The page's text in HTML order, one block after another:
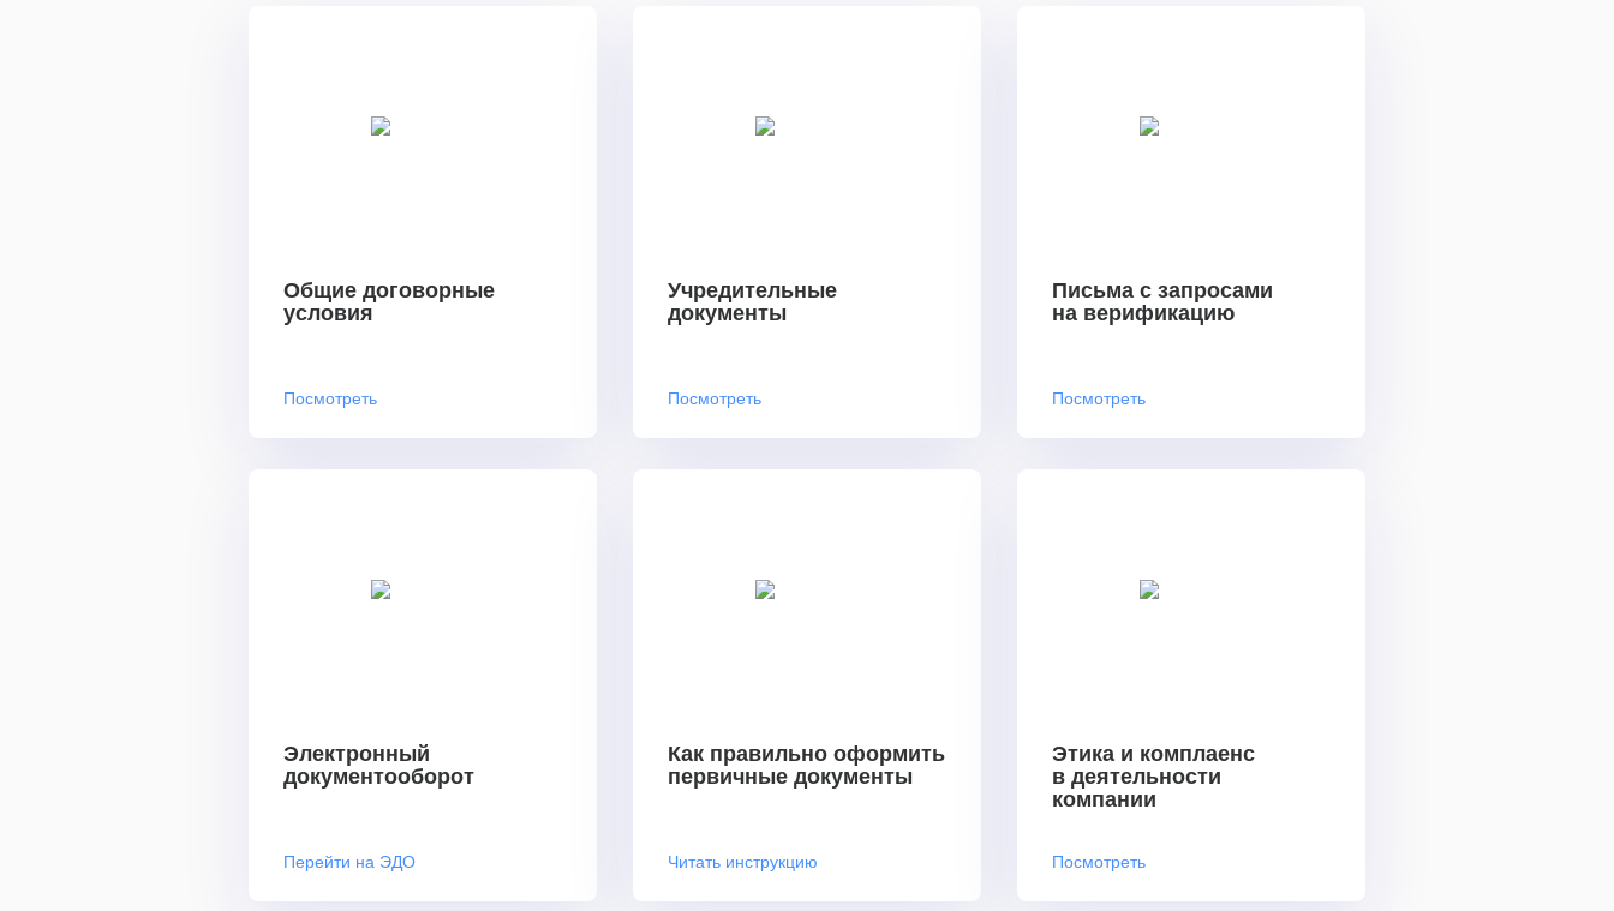
Общие договорные
условия
Посмотреть
Учредительные
документы
Посмотреть
Письма с запросами
на верификацию
Посмотреть
Электронный
документооборот
Перейти на ЭДО
Как правильно оформить
первичные документы
Читать инструкцию
Этика и комплаенс
в деятельности
компании
Посмотреть